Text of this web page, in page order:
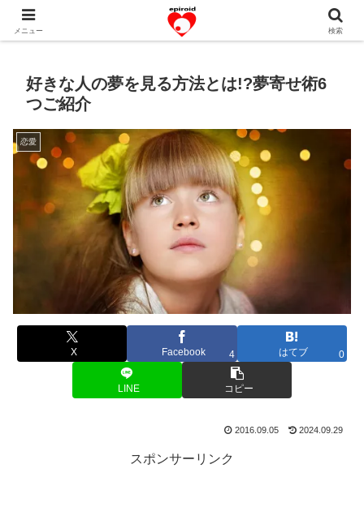
恋愛共感エピソード。あなたのストーリーを変えていく！。
好きな人の夢を見る方法とは!?夢寄せ術6
つご紹介
恋愛
X Facebook 4 はてブ 0
LINE コピー
2016.09.05 2024.09.29
スポンサーリンク
メニュー 検索